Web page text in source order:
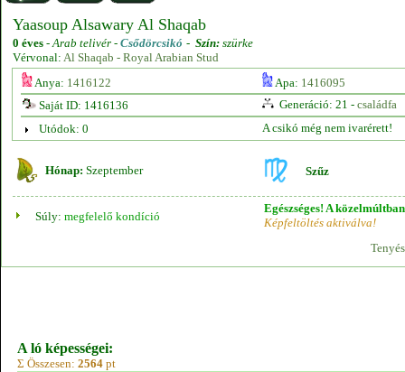
Yaasoup Alsawary Al Shaqab
0 éves -Arab telivér - Csődörcsikó - Szín: szürke
Vérvonal: Al Shaqab - Royal Arabian Stud
Anya: 1416122 Apa: 1416095
Saját ID: 1416136
Generáció: 21 - családfa
Utódok: 0
A csikó még nem ivarérett!
Hónap: Szeptember Szűz
Súly: megfelelő kondíció
Egészséges! A
Képfeltöltés aktiválva!
A ló képességei:
Σ Összesen: 2564 pt